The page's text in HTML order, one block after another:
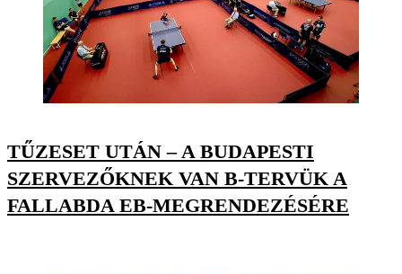
TŰZESET UTÁN – A BUDAPESTI
SZERVEZŐKNEK VAN B-TERVÜK A
FALLABDA EB-MEGRENDEZÉSÉRE